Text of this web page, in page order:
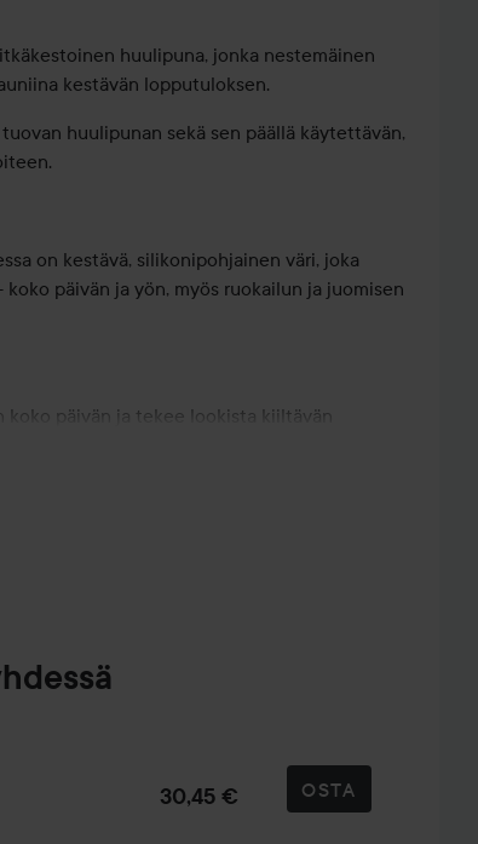
huulipuna, jonka nestemäinen
kestävän lopputuloksen.
huulipunan sekä sen päällä käytettävän,
on kestävä, silikonipohjainen väri, joka
päivän ja yön, myös ruokailun ja juomisen
koko päivän ja tekee lookista kiiltävän
tuntuu miellyttävältä eikä kuivata huulia.
30,45 € OSTA